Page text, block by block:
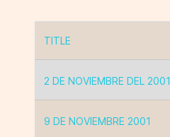
TITLE
2 DE NOVIEMBRE DEL 2001
9 DE NOVIEMBRE 2001